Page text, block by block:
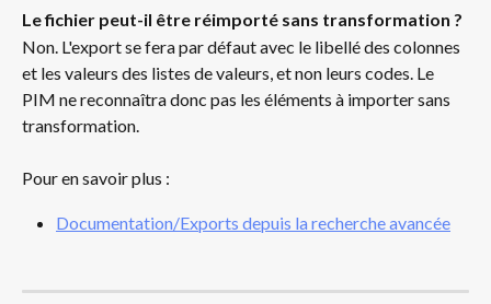
Le fichier peut-il être réimporté sans transformation ?
Non. L'export se fera par défaut avec le libellé des colonnes
et les valeurs des listes de valeurs, et non leurs codes. Le
PIM ne reconnaîtra donc pas les éléments à importer sans
transformation.
Pour en savoir plus :
Documentation/Exports depuis la recherche avancée